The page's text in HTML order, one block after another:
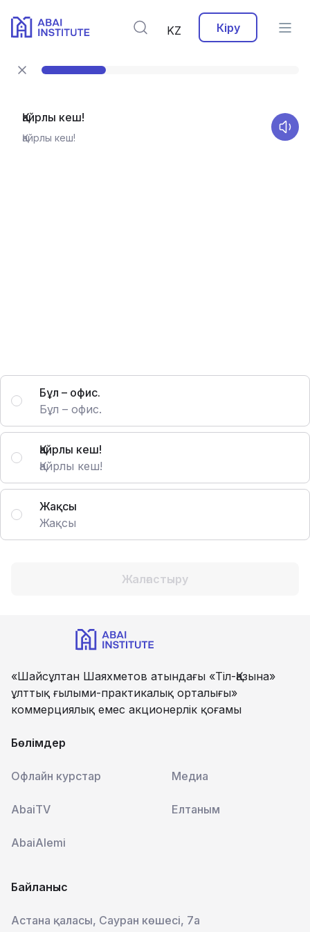
KZ Кіру
Қайрлы кеш!
Қайрлы кеш!
Бұл – офис.
Бұл – офис.
Қайрлы кеш!
Қайрлы кеш!
Жақсы
Жақсы
Жалғастыру
«Шайсұлтан Шаяхметов атындағы «Тіл-Қазына»
ұлттық ғылыми-практикалық орталығы»
коммерциялық емес акционерлік қоғамы
Бөлімдер
Офлайн курстар Медиа
AbaiTV Елтаным
AbaiAlemi
Байланыс
Астана қаласы, Сауран көшесі, 7а